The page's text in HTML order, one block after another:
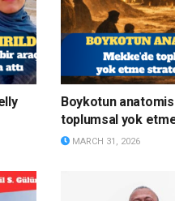
Boykotun
toplumsal yok
MARCH 31, 2026